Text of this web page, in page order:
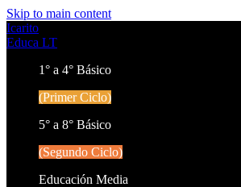
Skip to main content
Icarito
Educa LT
1° a 4° Básico
(Primer Ciclo)
5° a 8° Básico
(Segundo Ciclo)
Educación Media